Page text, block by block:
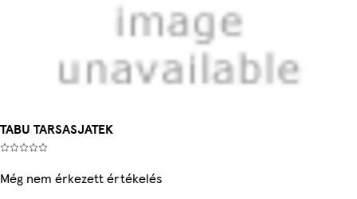
TABU TARSASJATEK
Még nem érkezett értékelés